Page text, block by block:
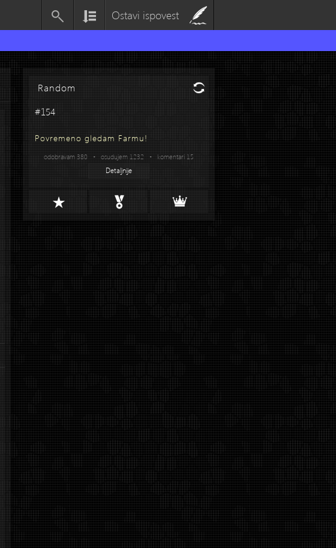
Ostavi ispovest
Random
#154
Povremeno gledam Farmu!
odobravam 380 • osudujem 1232 • komentari 15
Detaljnije